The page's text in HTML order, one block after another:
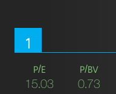
1
P/E
15.03
P/BV
0.73